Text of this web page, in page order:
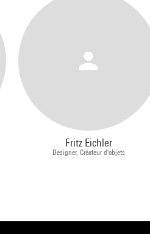
Fritz Eichler
Designer, Créateur d'objets